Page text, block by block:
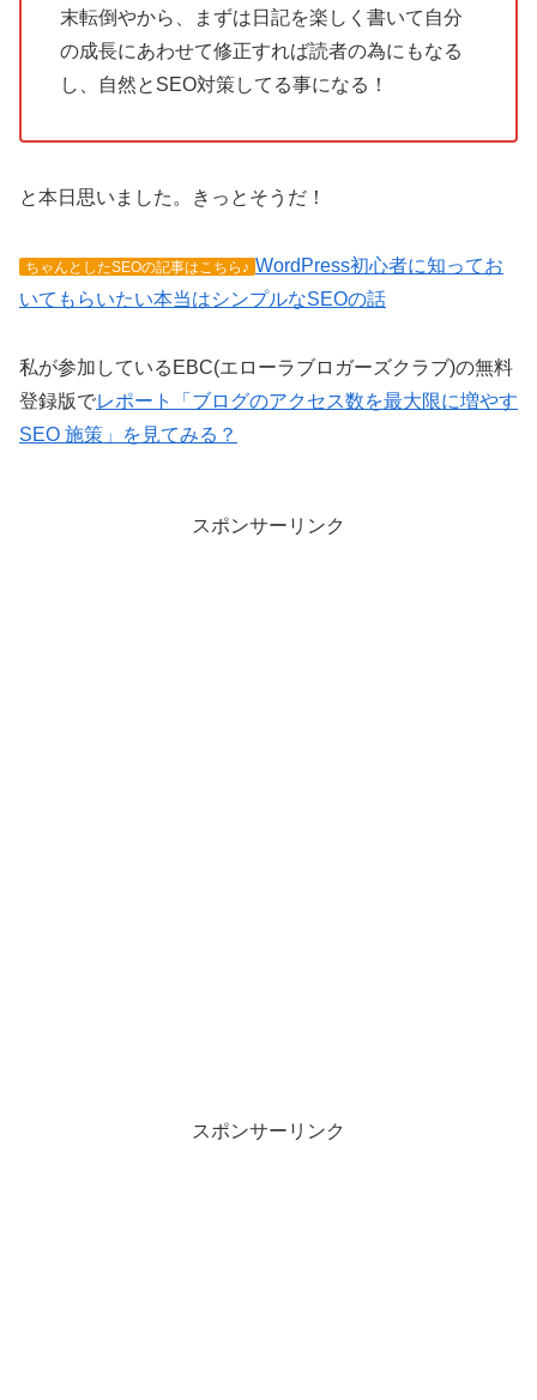
末転倒やから、まずは日記を楽しく書いて自分
の成長にあわせて修正すれば読者の為にもなる
し、自然とSEO対策してる事になる！
と本日思いました。きっとそうだ！
ちゃんとしたSEOの記事はこちら♪ WordPress初心者に知ってお
いてもらいたい本当はシンプルなSEOの話
私が参加しているEBC(エローラブロガーズクラブ)の無料
登録版でレポート「ブログのアクセス数を最大限に増やす
SEO 施策」を見てみる？
スポンサーリンク
スポンサーリンク